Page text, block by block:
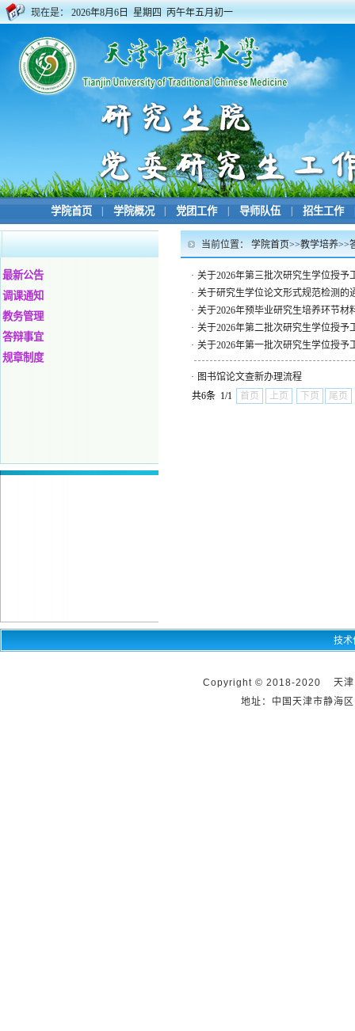
现在是： 2026年8月6日 星期四 丙午年五月初一
学院首页 学院概况 党团工作 导师队伍 招生工作
最新公告
调课通知
教务管理
答辩事宜
规章制度
当前位置： 学院首页>>教学培养>>
· 关于2026年第三批次研究生学位授予
· 关于研究生学位论文形式规范检测的
· 关于2026年预毕业研究生培养环节材
· 关于2026年第二批次研究生学位授予
· 关于2026年第一批次研究生学位授予
· 图书馆论文查新办理流程
共6条 1/1
首页 上页 下页 尾页
技术
Copyright © 2018-2020 天津
地址：中国天津市静海